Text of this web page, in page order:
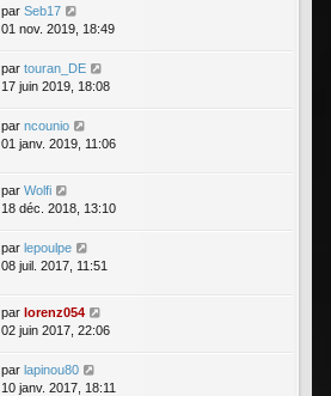
par Seb17
01 nov. 2019, 18:49
par touran_DE
17 juin 2019, 18:08
par ncounio
01 janv. 2019, 11:06
par Wolfi
18 déc. 2018, 13:10
par lepoulpe
08 juil. 2017, 11:51
par lorenz054
02 juin 2017, 22:06
par lapinou80
10 janv. 2017, 18:11